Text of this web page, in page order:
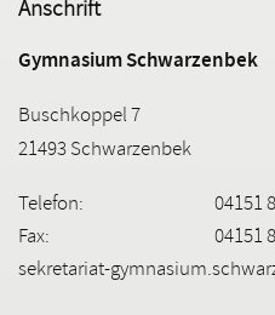
Anschrift
Gymnasium Schwarzenbek
Buschkoppel 7
21493 Schwarzenbek
Telefon:
04151
Fax:
04151
sekretariat-